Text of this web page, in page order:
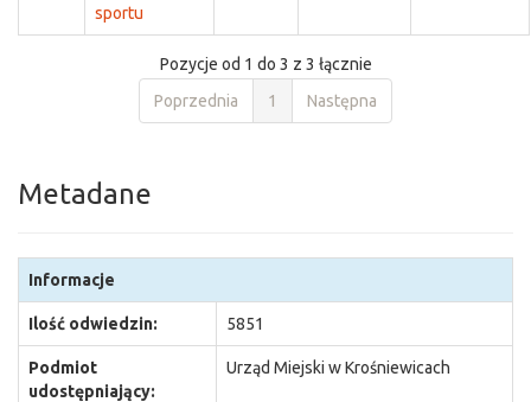
sportu
Pozycje od 1 do 3 z 3 łącznie
Poprzednia
1 Następna
Metadane
Informacje
Ilość odwiedzin: 5851
Podmiot
udostępniający:
Urząd Miejski w Krośniewicach